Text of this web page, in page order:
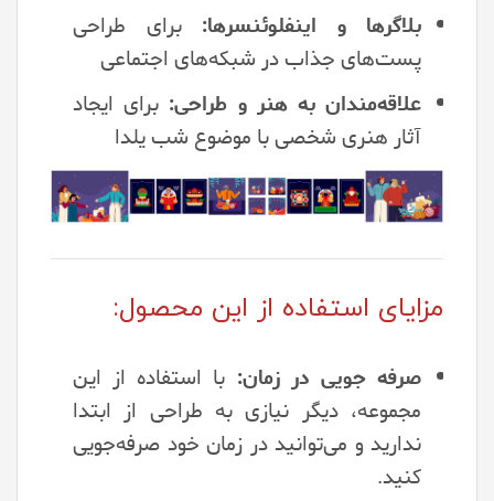
بلاگرها و اینفلوئنسرها: برای طراحی
پست‌های جذاب در شبکه‌های اجتماعی
علاقه‌مندان به هنر و طراحی: برای ایجاد
آثار هنری شخصی با موضوع شب یلدا
مزایای استفاده از این محصول:
صرفه جویی در زمان: با استفاده از این
مجموعه، دیگر نیازی به طراحی از ابتدا
ندارید و می‌توانید در زمان خود صرفه‌جویی
کنید.